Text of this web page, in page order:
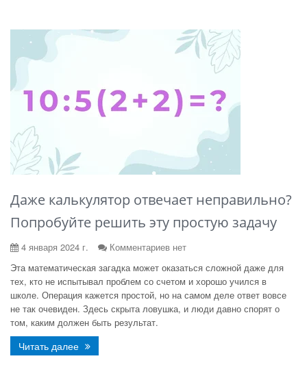
Даже калькулятор отвечает неправильно?
Попробуйте решить эту простую задачу
4 января 2024 г.
Комментариев нет
Эта математическая загадка может оказаться сложной даже для
тех, кто не испытывал проблем со счетом и хорошо учился в
школе. Операция кажется простой, но на самом деле ответ вовсе
не так очевиден. Здесь скрыта ловушка, и люди давно спорят о
том, каким должен быть результат.
Читать далее